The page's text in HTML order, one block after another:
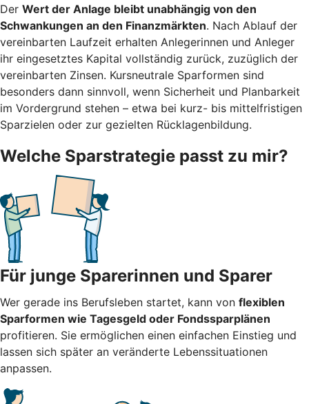
Der Wert der Anlage bleibt unabhängig von den
Schwankungen an den Finanzmärkten. Nach Ablauf der
vereinbarten Laufzeit erhalten Anlegerinnen und Anleger
ihr eingesetztes Kapital vollständig zurück, zuzüglich der
vereinbarten Zinsen. Kursneutrale Sparformen sind
besonders dann sinnvoll, wenn Sicherheit und Planbarkeit
im Vordergrund stehen – etwa bei kurz- bis mittelfristigen
Sparzielen oder zur gezielten Rücklagenbildung.
Welche Sparstrategie passt zu mir?
Für junge Sparerinnen und Sparer
Wer gerade ins Berufsleben startet, kann von flexiblen
Sparformen wie Tagesgeld oder Fondssparplänen
profitieren. Sie ermöglichen einen einfachen Einstieg und
lassen sich später an veränderte Lebenssituationen
anpassen.